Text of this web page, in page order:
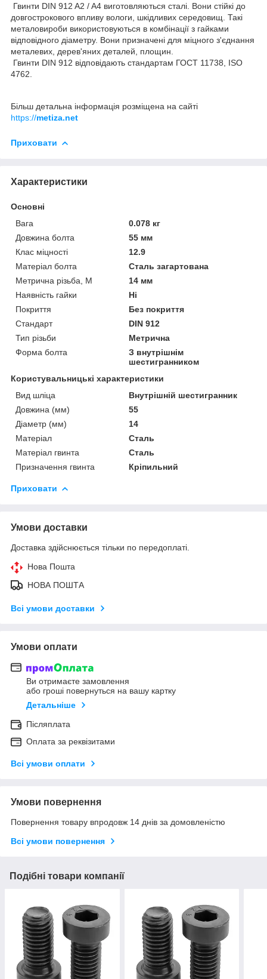
Гвинти DIN 912 A2 / A4 виготовляються сталі. Вони стійкі до
довгострокового впливу вологи, шкідливих середовищ. Такі
металовироби використовуються в комбінації з гайками
відповідного діаметру. Вони призначені для міцного з'єднання
металевих, дерев'яних деталей, площин.
Гвинти DIN 912 відповідають стандартам ГОСТ 11738, ISO
4762.
Більш детальна інформація розміщена на сайті
https://metiza.net
Приховати
Характеристики
Основні
Вага
0.078 кг
Довжина болта
55 мм
Клас міцності
12.9
Матеріал болта
Сталь загартована
Метрична різьба, М
14 мм
Наявність гайки
Ні
Покриття
Без покриття
Стандарт
DIN 912
Тип різьби
Метрична
Форма болта
З внутрішнім
шестигранником
Користувальницькі характеристики
Вид шліца
Внутрішній шестигранник
Довжина (мм)
55
Діаметр (мм)
14
Матеріал
Сталь
Матеріал гвинта
Сталь
Призначення гвинта
Кріпильний
Приховати
Умови доставки
Доставка здійснюється тільки по передоплаті.
Нова Пошта
НОВА ПОШТА
Всі умови доставки
Умови оплати
Ви отримаєте замовлення
або гроші повернуться на вашу картку
Детальніше
Післяплата
Оплата за реквізитами
Всі умови оплати
Умови повернення
Повернення товару впродовж 14 днів за домовленістю
Всі умови повернення
Подібні товари компанії